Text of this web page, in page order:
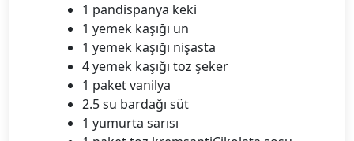
1 pandispanya keki
1 yemek kaşığı un
1 yemek kaşığı nişasta
4 yemek kaşığı toz şeker
1 paket vanilya
2.5 su bardağı süt
1 yumurta sarısı